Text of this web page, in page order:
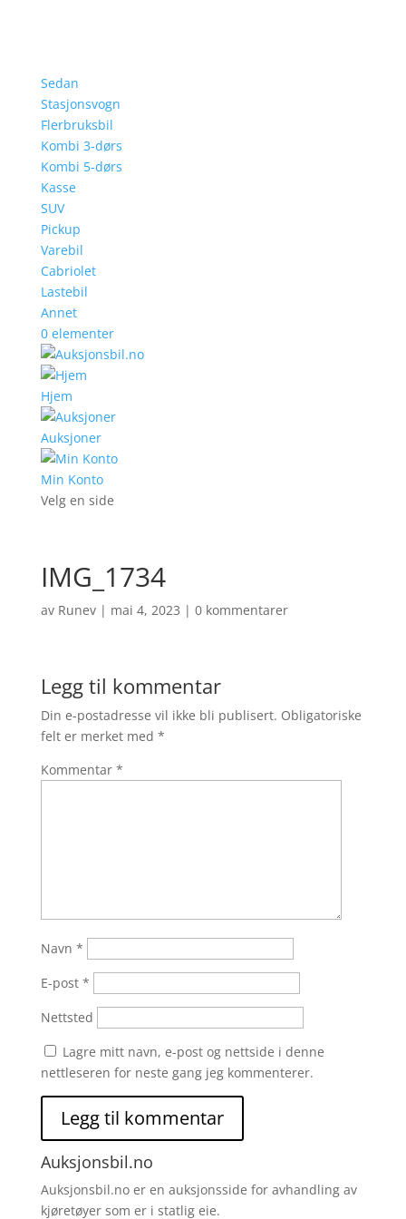
Sedan
Stasjonsvogn
Flerbruksbil
Kombi 3-dørs
Kombi 5-dørs
Kasse
SUV
Pickup
Varebil
Cabriolet
Lastebil
Annet
0 elementer
Hjem
Auksjoner
Min Konto
Velg en side
IMG_1734
av Runev| mai 4, 2023 | 0 kommentarer
Legg til kommentar
Din e-postadresse vil ikke bli publisert. Obligatoriske
felt er merket med *
Kommentar *
Navn *
E-post *
Nettsted
Lagre mitt navn, e-post og nettside i denne
nettleseren for neste gang jeg kommenterer.
Auksjonsbil.no
Auksjonsbil.no er en auksjonsside for avhandling av
kjøretøyer som er i statlig eie.